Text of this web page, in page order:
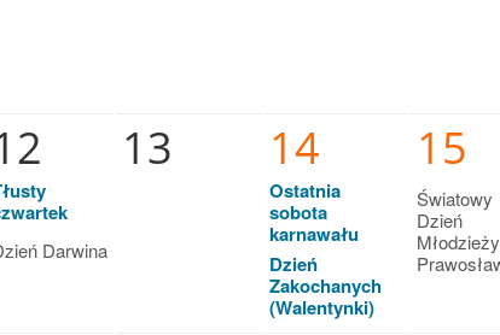
Darwina
13 14
Ostatnia
sobota
karnawału
Dzień
Zakochanych
(Walentynki)
15
Światowy
Dzień
Młodzieży